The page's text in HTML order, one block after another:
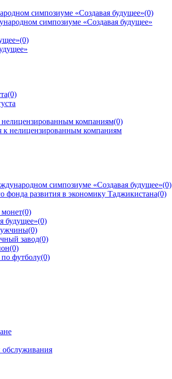
симпозиуме «Создавая будущее»(0)
(0)
(0)
нелицензированным компаниям(0)
симпозиуме «Создавая будущее»(0)
развития в экономику Таджикистана(0)
(0)
будущее»(0)
(0)
завод(0)
(0)
футболу(0)
обслуживания